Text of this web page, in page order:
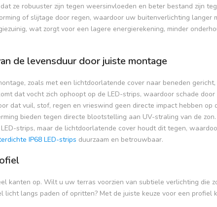
ze robuuster zijn tegen weersinvloeden en beter bestand zijn
of slijtage door regen, waardoor uw buitenverlichting langer
wat zorgt voor een lagere energierekening, minder
de levensduur door juiste montage
zoals met een lichtdoorlatende cover naar beneden
dat vocht zich ophoopt op de LED-strips, waardoor schade
dat vuil, stof, regen en vrieswind geen directe impact hebben op
bieden tegen directe blootstelling aan UV-straling van de
strips, maar de lichtdoorlatende cover houdt dit tegen,
IP68 LED-strips duurzaam en betrouwbaar.
kanten op. Wilt u uw terras voorzien van subtiele verlichting die
licht langs paden of opritten? Met de juiste keuze voor een profiel